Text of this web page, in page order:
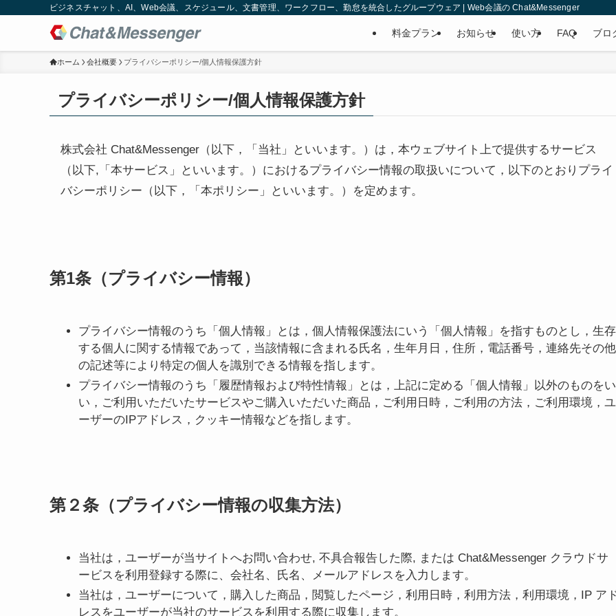
ビジネスチャット、AI、Web会議、スケジュール、文書管理、ワークフロー、勤怠を統合したグループウェア | Web会議の Chat&Messenger
料金プラン お知らせ 使い方 FAQ ブロ
ホーム 会社概要 プライバシーポリシー/個人情報保護方針
プライバシーポリシー/個人情報保護方針
株式会社 Chat&Messenger（以下，「当社」といいます。）は，本ウェブサイト上で提供するサービス
（以下,「本サービス」といいます。）におけるプライバシー情報の取扱いについて，以下のとおりプライ
バシーポリシー（以下，「本ポリシー」といいます。）を定めます。
第1条（プライバシー情報）
プライバシー情報のうち「個人情報」とは，個人情報保護法にいう「個人情報」を指すものとし，生存
する個人に関する情報であって，当該情報に含まれる氏名，生年月日，住所，電話番号，連絡先その他
の記述等により特定の個人を識別できる情報を指します。
プライバシー情報のうち「履歴情報および特性情報」とは，上記に定める「個人情報」以外のものをい
い，ご利用いただいたサービスやご購入いただいた商品，ご利用日時，ご利用の方法，ご利用環境，ユ
ーザーのIPアドレス，クッキー情報などを指します。
第２条（プライバシー情報の収集方法）
当社は，ユーザーが当サイトへお問い合わせ, 不具合報告した際, または Chat&Messenger クラウドサ
ービスを利用登録する際に、会社名、氏名、メールアドレスを入力します。
当社は，ユーザーについて，購入した商品，閲覧したページ，利用日時，利用方法，利用環境，IP ア
レスをユーザーが当社のサービスを利用する際に収集します。